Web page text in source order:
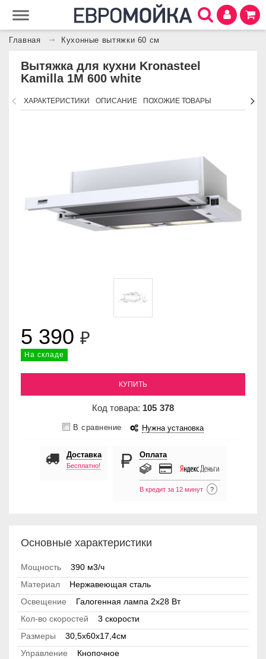
Главная Кухонные вытяжки 60 см
Вытяжка для кухни Kronasteel
Kamilla 1M 600 white
ХАРАКТЕРИСТИКИ ОПИСАНИЕ ПОХОЖИЕ ТОВАРЫ
5 390 ₽
На складе
КУПИТЬ
Код товара: 105 378
В сравнение Нужна установка
Доставка
Бесплатно!
Оплата
В кредит за 12 минут ?
Основные характеристики
Мощность
390 м3/ч
Материал
Нержавеющая сталь
Освещение
Галогенная лампа 2x28 Вт
Кол-во скоростей
3 скорости
Размеры
30,5х60х17,4см
Управление
Кнопочное